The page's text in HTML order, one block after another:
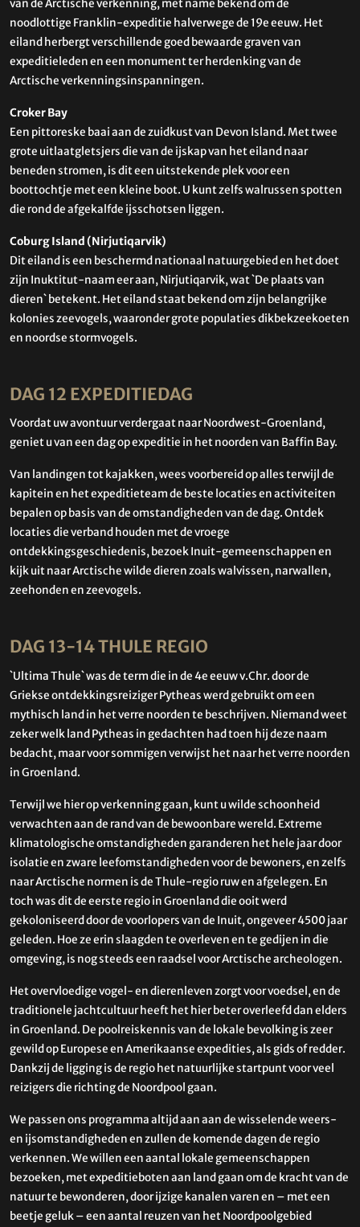
van de Arctische verkenning, met name bekend om de
noodlottige Franklin-expeditie halverwege de 19e eeuw. Het
eiland herbergt verschillende goed bewaarde graven van
expeditieleden en een monument ter herdenking van de
Arctische verkenningsinspanningen.
Croker Bay
Een pittoreske baai aan de zuidkust van Devon Island. Met twee
grote uitlaatgletsjers die van de ijskap van het eiland naar
beneden stromen, is dit een uitstekende plek voor een
boottochtje met een kleine boot. U kunt zelfs walrussen spotten
die rond de afgekalfde ijsschotsen liggen.
Coburg Island (Nirjutiqarvik)
Dit eiland is een beschermd nationaal natuurgebied en het doet
zijn Inuktitut-naam eer aan, Nirjutiqarvik, wat `De plaats van
dieren` betekent. Het eiland staat bekend om zijn belangrijke
kolonies zeevogels, waaronder grote populaties dikbekzeekoeten
en noordse stormvogels.
DAG 12 EXPEDITIEDAG
Voordat uw avontuur verdergaat naar Noordwest-Groenland,
geniet u van een dag op expeditie in het noorden van Baffin Bay.
Van landingen tot kajakken, wees voorbereid op alles terwijl de
kapitein en het expeditieteam de beste locaties en activiteiten
bepalen op basis van de omstandigheden van de dag. Ontdek
locaties die verband houden met de vroege
ontdekkingsgeschiedenis, bezoek Inuit-gemeenschappen en
kijk uit naar Arctische wilde dieren zoals walvissen, narwallen,
zeehonden en zeevogels.
DAG 13-14 THULE REGIO
`Ultima Thule` was de term die in de 4e eeuw v.Chr. door de
Griekse ontdekkingsreiziger Pytheas werd gebruikt om een ​​
mythisch land in het verre noorden te beschrijven. Niemand weet
zeker welk land Pytheas in gedachten had toen hij deze naam
bedacht, maar voor sommigen verwijst het naar het verre noorden
in Groenland.
Terwijl we hier op verkenning gaan, kunt u wilde schoonheid
verwachten aan de rand van de bewoonbare wereld. Extreme
klimatologische omstandigheden garanderen het hele jaar door
isolatie en zware leefomstandigheden voor de bewoners, en zelfs
naar Arctische normen is de Thule-regio ruw en afgelegen. En
toch was dit de eerste regio in Groenland die ooit werd
gekoloniseerd door de voorlopers van de Inuit, ongeveer 4500 jaar
geleden. Hoe ze erin slaagden te overleven en te gedijen in die
omgeving, is nog steeds een raadsel voor Arctische archeologen.
Het overvloedige vogel- en dierenleven zorgt voor voedsel, en de
traditionele jachtcultuur heeft het hier beter overleefd dan elders
in Groenland. De poolreiskennis van de lokale bevolking is zeer
gewild op Europese en Amerikaanse expedities, als gids of redder.
Dankzij de ligging is de regio het natuurlijke startpunt voor veel
reizigers die richting de Noordpool gaan.
We passen ons programma altijd aan aan de wisselende weers-
en ijsomstandigheden en zullen de komende dagen de regio
verkennen. We willen een aantal lokale gemeenschappen
bezoeken, met expeditieboten aan land gaan om de kracht van de
natuur te bewonderen, door ijzige kanalen varen en – met een
beetje geluk – een aantal reuzen van het Noordpoolgebied